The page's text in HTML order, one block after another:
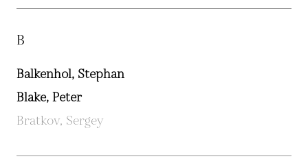
B
Balkenhol, Stephan
Blake, Peter
Bratkov, Sergey